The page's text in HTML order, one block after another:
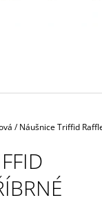
/ Náušnice Triffid